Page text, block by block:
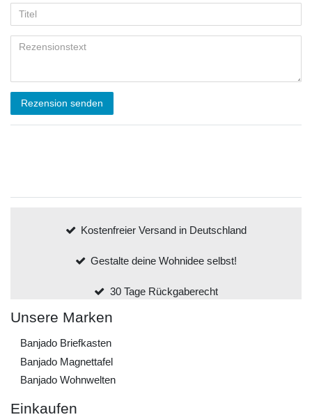
Rezension senden
Kostenfreier Versand in Deutschland
Gestalte deine Wohnidee selbst!
30 Tage Rückgaberecht
Unsere Marken
Banjado Briefkasten
Banjado Magnettafel
Banjado Wohnwelten
Einkaufen